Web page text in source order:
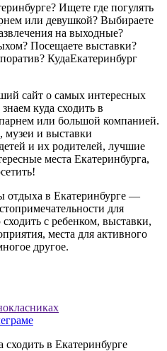
Ищете где погулять
или девушкой? Выбираете
на выходные?
Посещаете выставки?
КудаЕкатеринбург
сайт о самых интересных
куда сходить в
или большой компанией.
музеи и выставки
и их родителей, лучшие
места Екатеринбурга,
отдыха в Екатеринбурге —
для
с ребенком, выставки,
места для активного
другое.
в Екатеринбурге